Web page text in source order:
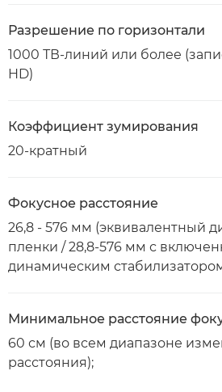
Разрешение по горизонтали
1000 ТВ-линий или более
HD)
Коэффициент зумирования
20-кратный
Фокусное расстояние
26,8 - 576 мм (эквивалентный
пленки / 28,8-576 мм с
динамическим
Минимальное расстояние
60 см (во всем диапазоне
расстояния);